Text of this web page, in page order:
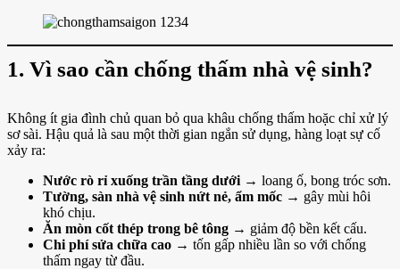
1. Vì sao cần chống thấm nhà vệ sinh?
Không ít gia đình chủ quan bỏ qua khâu chống thấm hoặc chỉ xử lý
sơ sài. Hậu quả là sau một thời gian ngắn sử dụng, hàng loạt sự cố
xảy ra:
Nước rò rỉ xuống trần tầng dưới → loang ố, bong tróc sơn.
Tường, sàn nhà vệ sinh nứt nẻ, ẩm mốc → gây mùi hôi
khó chịu.
Ăn mòn cốt thép trong bê tông → giảm độ bền kết cấu.
Chi phí sửa chữa cao → tốn gấp nhiều lần so với chống
thấm ngay từ đầu.